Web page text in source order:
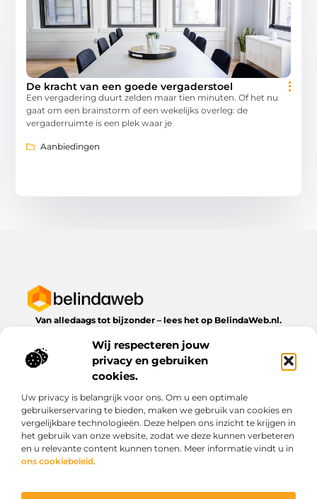
Wij respecteren jouw
privacy en gebruiken
cookies.
Uw privacy is belangrijk voor ons. Om u een optimale
gebruikerservaring te bieden, maken we gebruik van cookies en
vergelijkbare technologieën. Deze helpen ons inzicht te krijgen in
het gebruik van onze website, zodat we deze kunnen verbeteren
en u relevante content kunnen tonen. Meer informatie vindt u in
ons cookiebeleid.
De kracht van een goede vergaderstoel
Een vergadering duurt zelden maar tien minuten. Of het nu
gaat om een brainstorm of een wekelijks overleg: de
vergaderruimte is een plek waar je
Aanbiedingen
Van alledaags tot bijzonder – lees het op BelindaWeb.nl.
dagelijks leven te bieden heeft.
Bericht categorie
Onze informatie